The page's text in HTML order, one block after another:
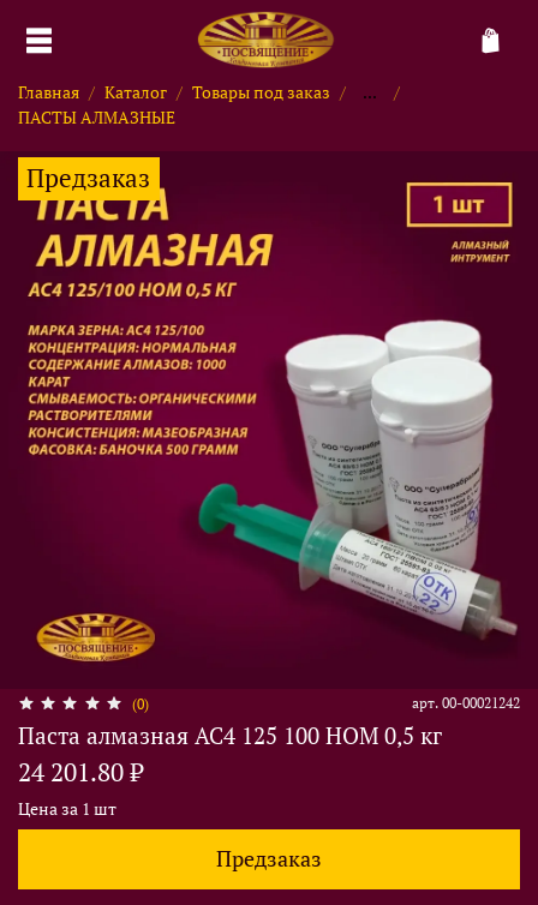
Главная Каталог Товары под заказ
...
ПАСТЫ АЛМАЗНЫЕ
Предзаказ
(0) арт. 00-00021242
Паста алмазная АС4 125 100 НОМ 0,5 кг
24 201.80 ₽
Цена за 1 шт
Предзаказ